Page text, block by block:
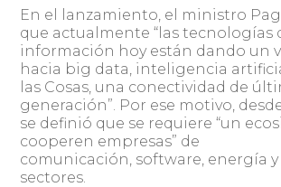
En el lanzamiento, el ministro
que actualmente “las tecnologías
información hoy están dando un
hacia big data, inteligencia
las Cosas, una conectividad de
generación”. Por ese motivo,
se definió que se requiere “un
cooperen empresas” de
comunicación, software, energía
sectores.